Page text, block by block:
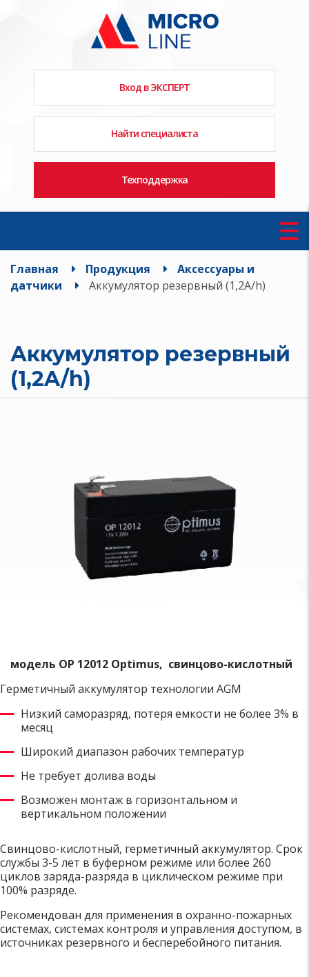
Вход в ЭКСПЕРТ
Найти специалиста
Техподдержка
Главная Продукция
Аксессуары и
датчики
Аккумулятор резервный (1,2A/h)
Аккумулятор резервный
(1,2A/h)
модель OP 12012 Optimus, свинцово-кислотный
Герметичный аккумулятор технологии AGM
Низкий саморазряд, потеря емкости не более 3% в
месяц
Широкий диапазон рабочих температур
Не требует долива воды
Возможен монтаж в горизонтальном и
вертикальном положении
Свинцово-кислотный, герметичный аккумулятор. Срок
службы 3-5 лет в буферном режиме или более 260
циклов заряда-разряда в циклическом режиме при
100% разряде.
Рекомендован для применения в охранно-пожарных
системах, системах контроля и управления доступом, в
источниках резервного и бесперебойного питания.